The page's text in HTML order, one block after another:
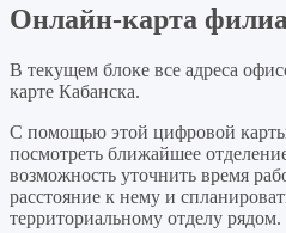
Онлайн-карта
В текущем блоке все адреса
карте Кабанска.
С помощью этой цифровой
посмотреть ближайшее
возможность уточнить время
расстояние к нему и
территориальному отделу рядом.